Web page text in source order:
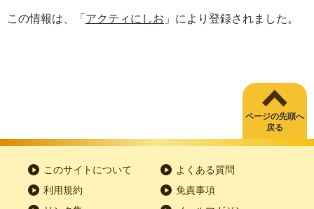
この情報は、「 アクティにしお 」により登録されました。
ページの先頭へ
戻る
このサイトについて
よくある質問
利用規約
免責事項